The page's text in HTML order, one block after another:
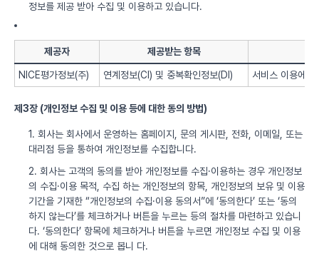
정보를 제공 받아 수집 및 이용하고 있습니다.
제공자 제공받는 항목
NICE평가정보(주) 연계정보(CI) 및 중복확인정보(DI) 서비스 이용에
제3장 (개인정보 수집 및 이용 등에 대한 동의 방법)
1. 회사는 회사에서 운영하는 홈페이지, 문의 게시판, 전화, 이메일, 또는
대리점 등을 통하여 개인정보를 수집합니다.
2. 회사는 고객의 동의를 받아 개인정보를 수집·이용하는 경우 개인정보
의 수집·이용 목적, 수집 하는 개인정보의 항목, 개인정보의 보유 및 이용
기간을 기재한 “개인정보의 수집·이용 동의서”에 ‘동의한다’ 또는 ‘동의
하지 않는다’를 체크하거나 버튼을 누르는 등의 절차를 마련하고 있습니
다. ‘동의한다’ 항목에 체크하거나 버튼을 누르면 개인정보 수집 및 이용
에 대해 동의한 것으로 봅니 다.